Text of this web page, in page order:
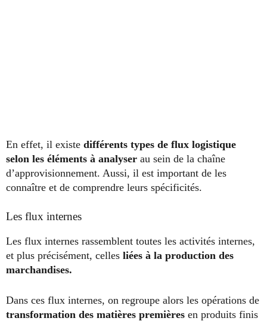
En effet, il existe différents types de flux logistique
selon les éléments à analyser au sein de la chaîne
d’approvisionnement. Aussi, il est important de les
connaître et de comprendre leurs spécificités.
Les flux internes
Les flux internes rassemblent toutes les activités internes,
et plus précisément, celles liées à la production des
marchandises.
Dans ces flux internes, on regroupe alors les opérations de
transformation des matières premières en produits finis